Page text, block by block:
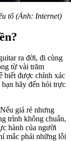
tố (Ảnh: Internet)
ra đời, đi cùng
từ vài trăm
biết được chính xác
bạn hãy đến hỏi trực
giá rẻ nhưng
trình không chuẩn,
hành của người
mắc phải những lỗi